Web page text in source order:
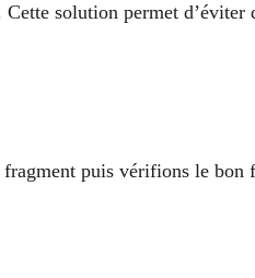
solution permet d’éviter
puis vérifions le bon